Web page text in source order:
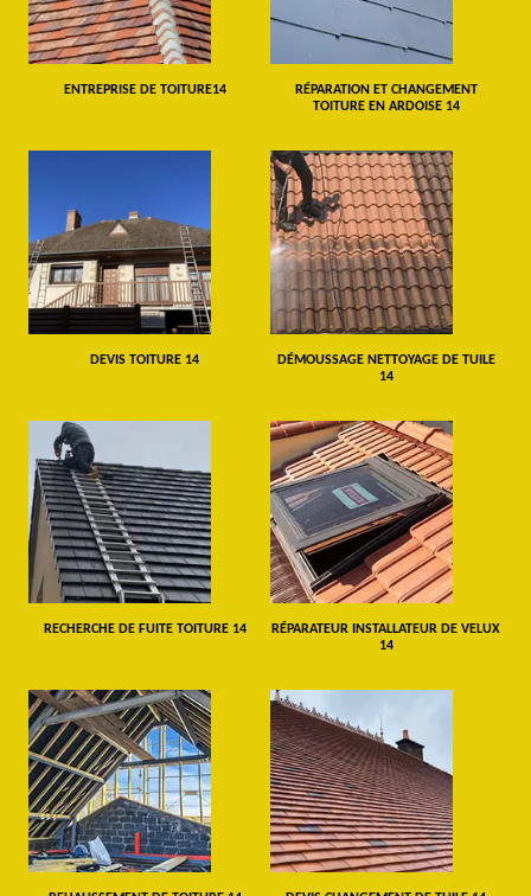
ENTREPRISE DE TOITURE14
RÉPARATION ET CHANGEMENT
TOITURE EN ARDOISE 14
DEVIS TOITURE 14
DÉMOUSSAGE NETTOYAGE DE TUILE
14
RECHERCHE DE FUITE TOITURE 14
RÉPARATEUR INSTALLATEUR DE VELUX
14